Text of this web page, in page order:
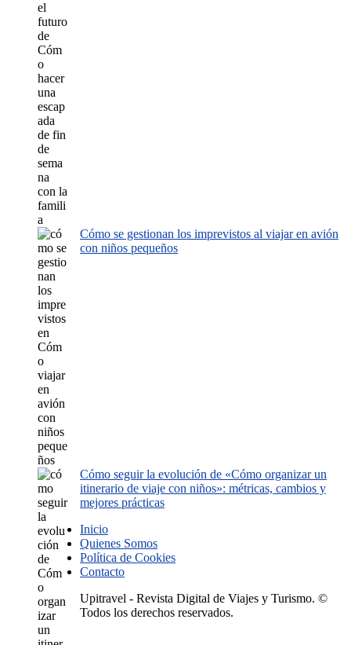
Cómo se gestionan los imprevistos al viajar en avión
con niños pequeños
Cómo seguir la evolución de «Cómo organizar un
itinerario de viaje con niños»: métricas, cambios y
mejores prácticas
Inicio
Quienes Somos
Política de Cookies
Contacto
Upitravel - Revista Digital de Viajes y Turismo. ©
Todos los derechos reservados.